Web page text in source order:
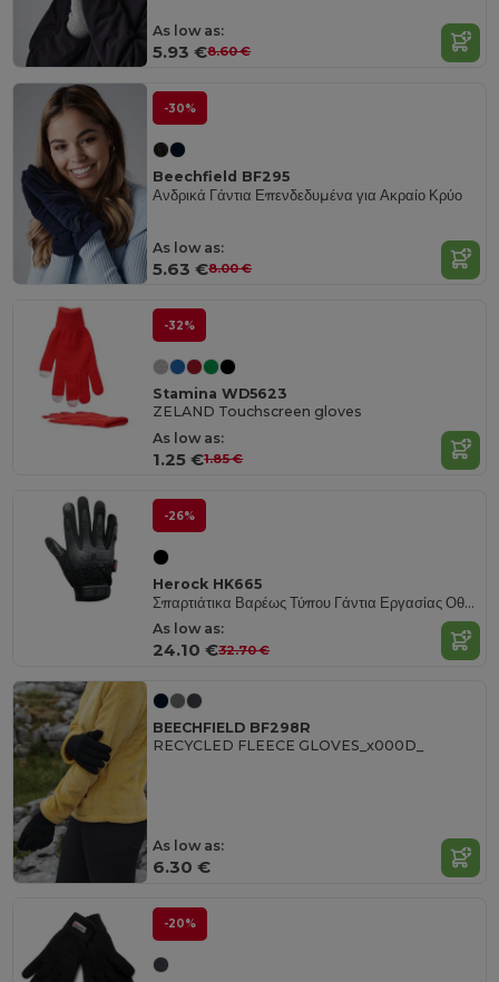
As low as:
5.93 €8.60 €
-30%
Beechfield BF295
Ανδρικά Γάντια Επενδεδυμένα για Ακραίο Κρύο
As low as:
5.63 €8.00 €
-32%
Stamina WD5623
ZELAND Touchscreen gloves
As low as:
1.25 €1.85 €
-26%
Herock HK665
Σπαρτιάτικα Βαρέως Τύπου Γάντια Εργασίας Οθόνης Αφής
As low as:
24.10 €32.70 €
BEECHFIELD BF298R
RECYCLED FLEECE GLOVES_x000D_
As low as:
6.30 €
-20%